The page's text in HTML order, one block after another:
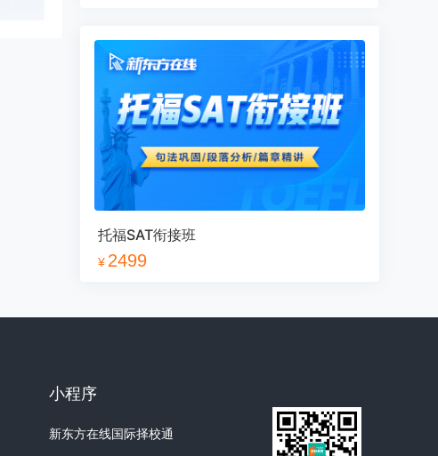
7 8 9 10 11 12
17 18
19 20 21 22 23 24
25 26 27 28 29 30
37
43 44
7 8 11 12
托福SAT衔接班
¥ 2499
小程序
新东方在线国际择校通